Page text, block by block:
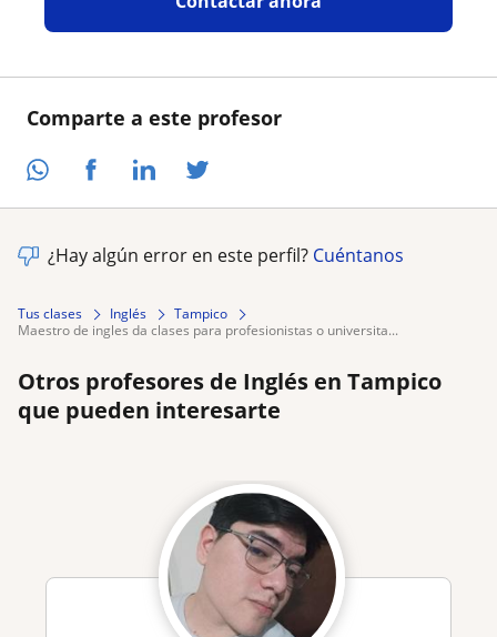
Comparte a este profesor
¿Hay algún error en este perfil? Cuéntanos
Tus clases Inglés
Tampico
maestro de ingles da clases para profesionistas o universita...
Otros profesores de Inglés en Tampico
que pueden interesarte